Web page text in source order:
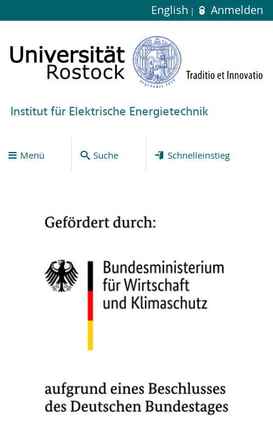
English Anmelden
Institut für Elektrische Energietechnik
Menü Suche Schnelleinstieg